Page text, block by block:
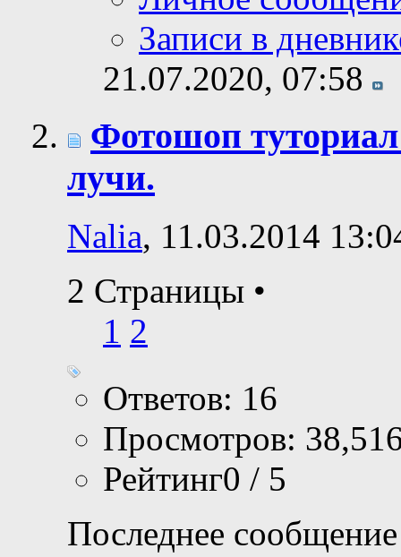
Записи в
21.07.2020, 07:58
Фотошоп
лучи.
Nalia, 11.03.2014
2 Страницы •
1 2
Ответов: 16
Просмотров:
Рейтинг0 / 5
Последнее